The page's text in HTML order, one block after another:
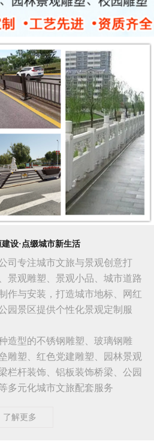
建设·点缀城市新生活
司专注城市文旅与景观创意打
景观雕塑、景观小品、城市道路
作与安装，打造城市地标、网红
园景区提供个性化景观定制服
造型的不锈钢雕塑、玻璃钢雕
雕塑、红色党建雕塑、园林景观
栏杆装饰、铝板装饰桥梁、公园
多元化城市文旅配套服务
了解更多